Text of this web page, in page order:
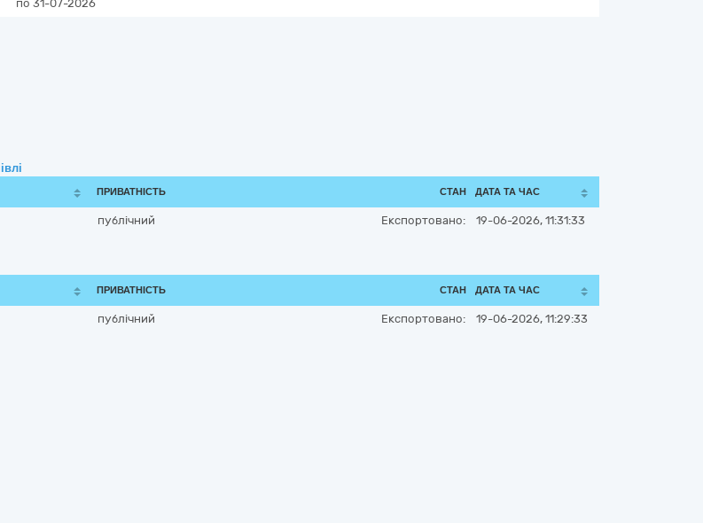
по 31-07-2026
ПРИВАТНІСТЬ СТАН ДАТА ТА ЧАС
публічний Експортовано: 19-06-2026, 11:31:33
ПРИВАТНІСТЬ СТАН ДАТА ТА ЧАС
публічний Експортовано: 19-06-2026, 11:29:33